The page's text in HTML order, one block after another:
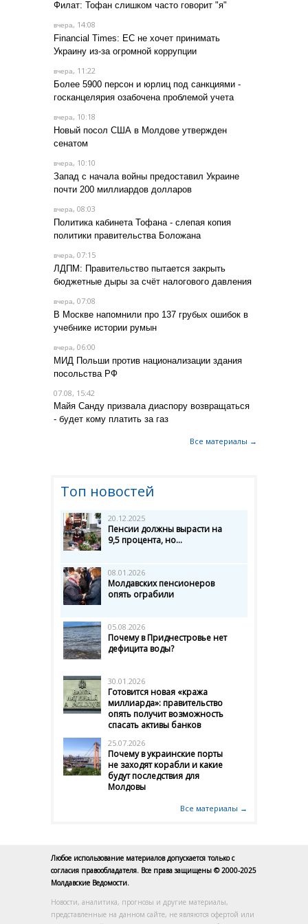
Филат: Тофан слишком часто говорит "я"
вчера, 14:08
Financial Times: ЕС не хочет принимать
Украину из-за огромной коррупции
вчера, 11:22
Более 5900 персон и юрлиц под санкциями -
госканцелярия озабочена проблемой учета
вчера, 10:18
Новый посол США в Молдове утвержден
сенатом
вчера, 10:10
Запад с начала войны предоставил Украине
почти 200 миллиардов долларов
вчера, 08:03
Политика кабинета Тофана - слепая копия
политики правительства Боложана
вчера, 07:15
ЛДПМ: Правительство пытается закрыть
бюджетные дыры за счёт налогового давления
вчера, 07:08
В Москве напомнили про 137 грубых ошибок в
учебнике истории румын
вчера, 06:00
МИД Польши против национализации здания
посольства РФ
07.08, 15:42
Майя Санду призвала диаспору возвращаться
- будет кому платить за газ
Все материалы →
Топ новостей
20.12.2025
Пенсии должны вырасти на
9,5 процента, но...
08.01.2026
Молдавских пенсионеров
опять ограбили
05.08.2026
Почему в Приднестровье нет
дефицита воды?
30.01.2026
Готовится новая «кража
миллиарда»: правительство
опять получит возможность
спасать активы банков
25.07.2026
Почему в украинские порты
не заходят корабли и какие
будут последствия для
Молдовы
Все материалы →
Любое использование материалов допускается только с
согласия правообладателя. Все права защищены © 2000-2025
Молдавские Ведомости.
Новости, аналитика, прогнозы и другие материалы,
представленные на данном сайте, не являются офертой или